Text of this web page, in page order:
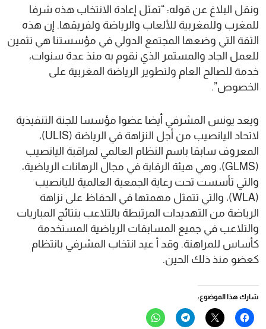
ونقل البلاغ عن قوله: “تمثل إعادة الانتخاب هذه شرفا
للمغرب وللمغربية للألعاب والرياضة ولفريقها. إن هذه
الثقة التي وضعها المجتمع الدولي في مؤسستنا هي تثمين
للعمل الجاد والمستمر الذي نقوم به منذ عدة سنوات،
خدمة للصالح العام ولتطوير الرياضة المغربية على
الخصوص”.
ويعد يونس المشرفي أيضا عضوا مؤسسا للجنة التنفيذية
لاتحاد اليانصيب من أجل النزاهة في الرياضة (ULIS)،
المعروف سابقا باسم النظام العالمي لمراقبة اليانصيب
(GLMS)، وهي هيئة الرقابة في مجال الرهانات الرياضية،
والتي تأسست تحت رعاية الجمعية العالمية لليانصيب
(WLA)، والتي تتمثل مهمتها في الحفاظ على نزاهة
الرياضة من التهديدات المرتبطة بالتلاعب بنتائج المباريات
والتلاعب في جميع المسابقات الرياضية المستخدمة
كأساس للمراهنة. وقد أ عيد انتخاب المشرفي بانتظام
كعضو منذ ذلك الحين.
شارك هذا الموضوع:
انقر
للمشاركة
النقر
للمشاركة
انقر
للمشاركة
انقر
للمشاركة